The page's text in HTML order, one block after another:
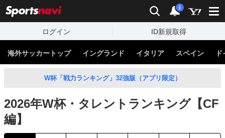
検索
通知数：
i
ログイン ID新規取得
海外サッカートップ イングランド イタリア スペイン
W杯「戦力ランキング」32強版（アプリ限定）
2026年W杯・タレントランキング【CF
編】